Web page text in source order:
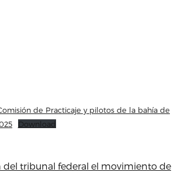
de Practicaje y pilotos de la bahía de
Download
del tribunal federal el movimiento de